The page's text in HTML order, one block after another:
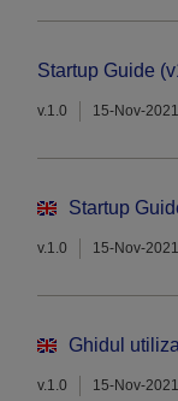
Startup Guide
v.1.0 15-Nov-2021
Startup
v.1.0 15-Nov-2021
Ghidul
v.1.0 15-Nov-2021